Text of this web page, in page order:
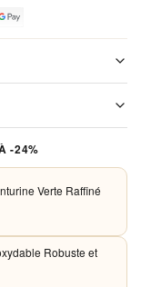
de port, jamais.
Aucune donnée
-24%
Verte Raffiné
Robuste et